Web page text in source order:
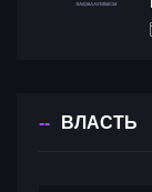
ВЛАСТЬ